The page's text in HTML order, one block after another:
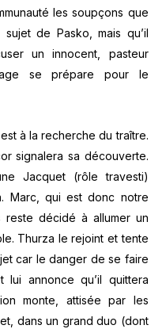
les soupçons que
de Pasko, mais qu’il
un innocent, pasteur
se prépare pour le
à la recherche du traître.
signalera sa découverte.
Jacquet (rôle travesti)
Marc, qui est donc notre
reste décidé à allumer un
Thurza le rejoint et tente
car le danger de se faire
annonce qu’il quittera
monte, attisée par les
dans un grand duo (dont